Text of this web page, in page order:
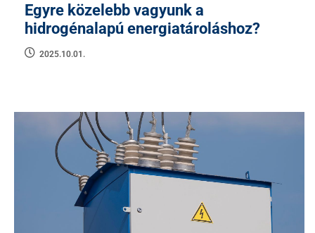
Egyre közelebb vagyunk a
hidrogénalapú energiatároláshoz?
2025.10.01.